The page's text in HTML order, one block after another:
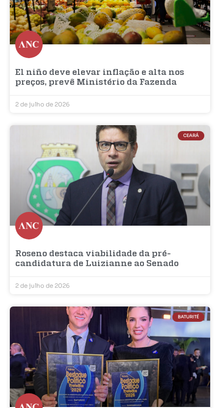
El niño deve elevar inflação e alta nos
preços, prevê Ministério da Fazenda
2 de julho de 2026
CEARÁ
Roseno destaca viabilidade da pré-
candidatura de Luizianne ao Senado
2 de julho de 2026
BATURITÉ